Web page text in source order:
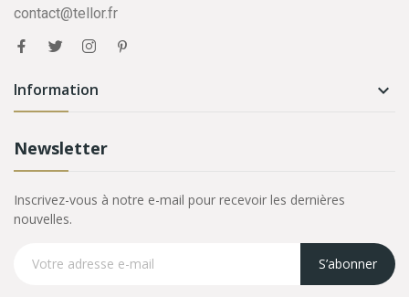
contact@tellor.fr
Information 
Newsletter
Inscrivez-vous à notre e-mail pour recevoir les dernières
nouvelles.
S’abonner